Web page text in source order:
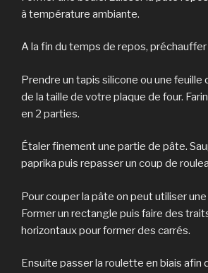
à température ambiante.
A la fin du temps de repos,
Prendre un tapis silicone ou une feuille
de la taille de votre plaque de four.
en 2 parties.
Étaler finement une partie de pâte.
paprika puis repasser un coup de
Pour couper la pâte on peut utiliser
Former un rectangle puis faire des
horizontaux pour former des carrés.
Ensuite passer la roulette en biais afin